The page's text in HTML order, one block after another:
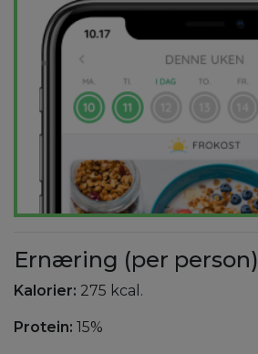
Ernæring (per person)
Kalorier: 275 kcal.
Protein: 15%